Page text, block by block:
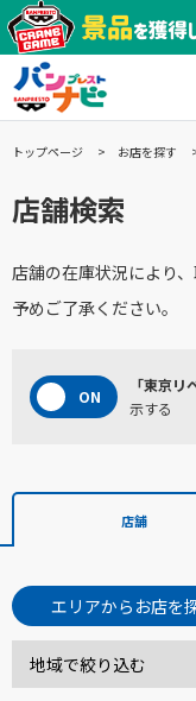
トップページ お店を探す
店舗検索
店舗の在庫状況により
予めご了承ください。
「東京リ
示する
店舗
エリアからお店を